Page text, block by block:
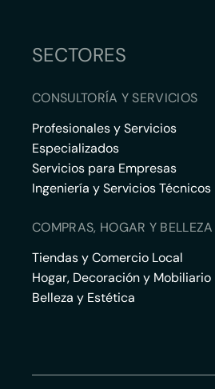
SECTORES
CONSULTORÍA Y SERVICIOS
Profesionales y Servicios
Especializados
Servicios para Empresas
Ingeniería y Servicios Técnicos
COMPRAS, HOGAR Y BELLEZA
Tiendas y Comercio Local
Hogar, Decoración y Mobiliario
Belleza y Estética